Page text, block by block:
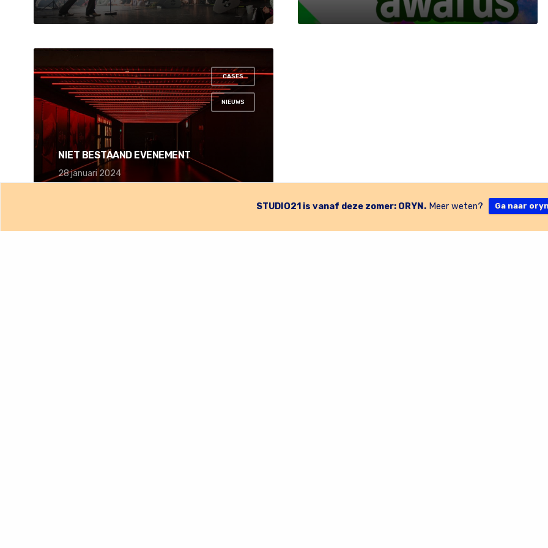
CASES
,
NIEUWS
NIET BESTAAND EVENEMENT
28 januari 2024
STUDIO21 is vanaf deze zomer: ORYN. Meer weten? Ga naar